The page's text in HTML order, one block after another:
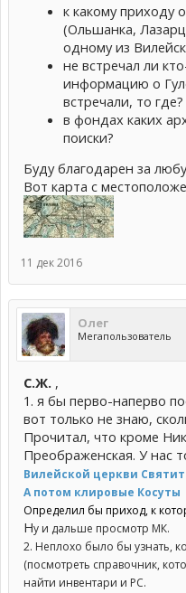
к какому приходу
(Ольшанка,
одному из
не встречал ли
информацию о
встречали, то где?
в фондах каких
поиски?
Буду благодарен за
Вот карта с
11 дек 2016
Олег
Мегапользователь
С.Ж. ,
1. я бы перво-наперво
вот только не знаю,
Прочитал, что кроме
Преображенская. У нас
Вилейской церкви
А потом клировые Косуты
Определил бы приход, к
Ну и дальше просмотр МК.
2. Неплохо было бы узнать,
(посмотреть справочник,
найти инвентари и РС.